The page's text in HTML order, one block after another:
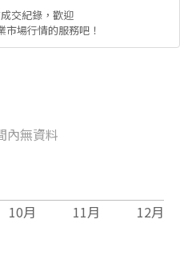
交紀錄，歡迎
市場行情的服務吧！
內無資料
10月 11月 12月